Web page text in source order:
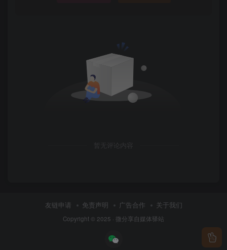
暂无评论内容
友链申请 免责声明 广告合作 关于我们
Copyright © 2025 · 微分享自媒体驿站